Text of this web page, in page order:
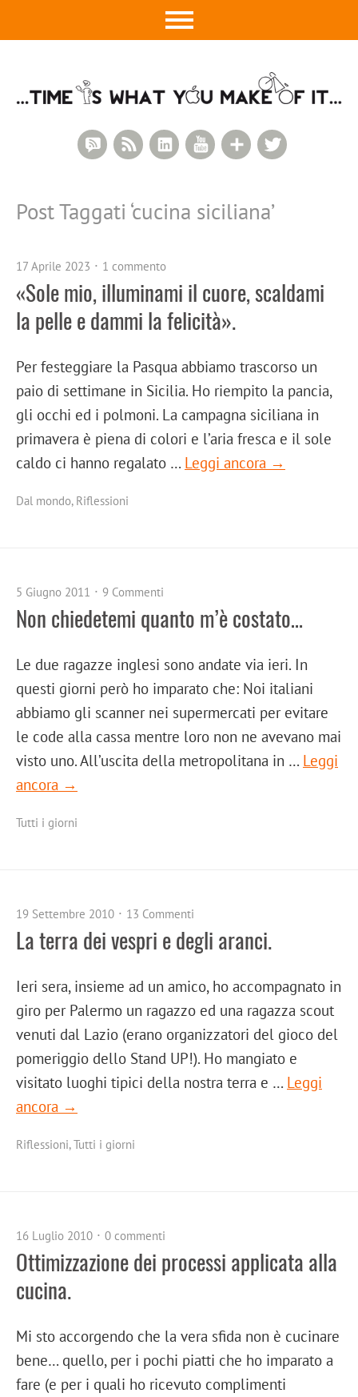
Google+
YouTube
LinkedIn
RSS Feed
RSS Comments
Post Taggati ‘cucina siciliana’
17 Aprile 2023 1 commento
«Sole mio, illuminami il cuore, scaldami
la pelle e dammi la felicità».
Per festeggiare la Pasqua abbiamo trascorso un
paio di settimane in Sicilia. Ho riempito la pancia,
gli occhi ed i polmoni. La campagna siciliana in
primavera è piena di colori e l’aria fresca e il sole
caldo ci hanno regalato … Leggi ancora →
Dal mondo, Riflessioni
5 Giugno 2011 9 Commenti
Non chiedetemi quanto m’è costato…
Le due ragazze inglesi sono andate via ieri. In
questi giorni però ho imparato che: Noi italiani
abbiamo gli scanner nei supermercati per evitare
le code alla cassa mentre loro non ne avevano mai
visto uno. All’uscita della metropolitana in … Leggi
ancora →
Tutti i giorni
19 Settembre 2010 13 Commenti
La terra dei vespri e degli aranci.
Ieri sera, insieme ad un amico, ho accompagnato in
giro per Palermo un ragazzo ed una ragazza scout
venuti dal Lazio (erano organizzatori del gioco del
pomeriggio dello Stand UP!). Ho mangiato e
visitato luoghi tipici della nostra terra e … Leggi
ancora →
Riflessioni,Tutti i giorni
16 Luglio 2010 0 commenti
Ottimizzazione dei processi applicata alla
cucina.
Mi sto accorgendo che la vera sfida non è cucinare
bene… quello, per i pochi piatti che ho imparato a
fare (e per i quali ho ricevuto complimenti